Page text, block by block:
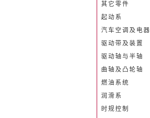
其它零件
起动系
汽车空调及电器
驱动带及装置
驱动轴与半轴
曲轴及凸轮轴
燃油系统
润滑系
时规控制